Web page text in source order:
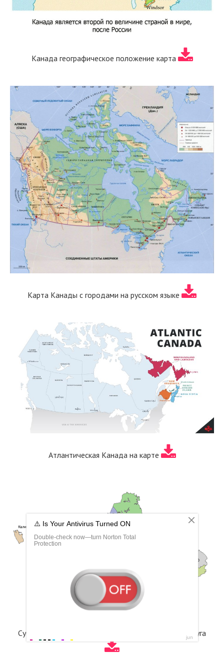
Канада географическое положение карта
Карта Канады с городами на русском языке
Атлантическая Канада на карте
Субъекты РФ Северо-Западного федерального округа